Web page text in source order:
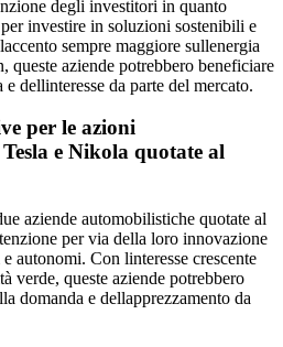
degli investitori in quanto
investire in soluzioni sostenibili e
sempre maggiore sullenergia
queste aziende potrebbero beneficiare
dellinteresse da parte del mercato.
per le azioni
e Nikola quotate al
aziende automobilistiche quotate al
per via della loro innovazione
autonomi. Con linteresse crescente
verde, queste aziende potrebbero
domanda e dellapprezzamento da